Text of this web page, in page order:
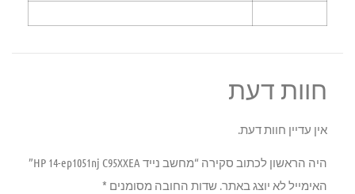
חוות דעת
אין עדיין חוות דעת.
היה הראשון לכתוב סקירה “מחשב נייד HP 14-ep1051nj C95XXEA”
האימייל לא יוצג באתר. שדות החובה מסומנים *